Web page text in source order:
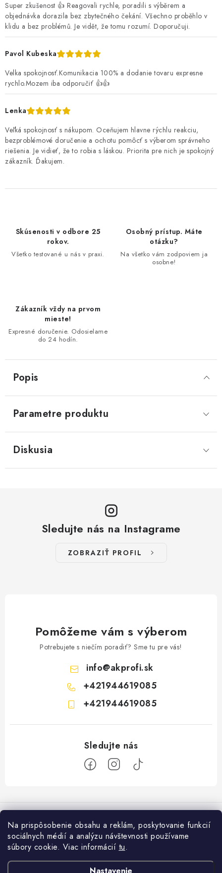
Na prispôsobenie obsahu a reklám, poskytovanie funkcií
sociálnych médií a analýzu návštevnosti používame
súbory cookie. Viac informácií tu.
Super zkušenost 👍 Reagovali rychle, poradili s výběrem a
objednávka dorazila bez zbytečného čekání. Všechno proběhlo v
klidu a bez problémů. Je vidět, že tomu rozumí. Doporučuji.
Pavol Kubeska
Velka spokojnosť.Komunikacia 100% a dodanie tovaru expresne
rychlo.Mozem iba odporučiť 👍👍
Lenka
Veľká spokojnosť s nákupom. Oceňujem hlavne rýchlu reakciu,
bezproblémové doručenie a ochotu pomôcť s výberom správneho
riešenia. Je vidieť, že to robia s láskou. Priorita pre nich je spokojný
zákazník. Ďakujem.
Skúsenosti v odbore 25
rokov.
Všetko testované u nás v praxi.
Osobný prístup. Máte
otázku?
Na všetko vám zodpoviem ja
osobne!
Zákazník vždy na prvom
mieste!
Expresné doručenie. Odosielame
do 24 hodín.
Popis
Parametre produktu
Diskusia
Sledujte nás na Instagrame
ZOBRAZIŤ PROFIL
Pomôžeme vám s výberom
Potrebujete s niečím poradiť? Sme tu pre vás!
info@akprofi.sk
+421944619085
+421944619085
á
Informácie pre vás
Ako nakupovať
Facebook